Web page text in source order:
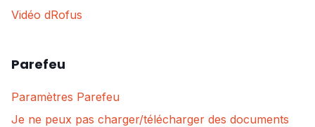
Vidéo dRofus
Parefeu
Paramètres Parefeu
Je ne peux pas charger/télécharger des documents